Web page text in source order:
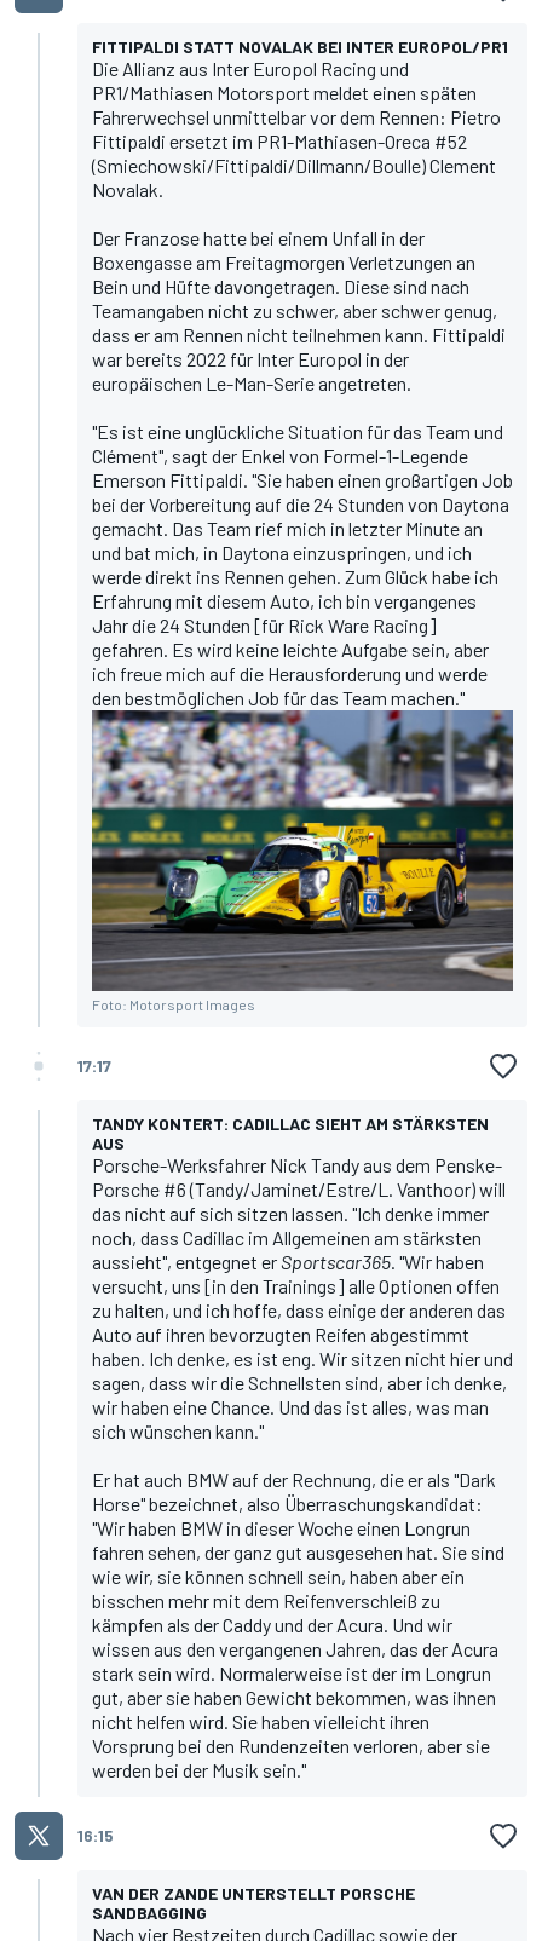
FITTIPALDI STATT NOVALAK BEI INTER EUROPOL/PR1
Die Allianz aus Inter Europol Racing und
PR1/Mathiasen Motorsport meldet einen späten
Fahrerwechsel unmittelbar vor dem Rennen: Pietro
Fittipaldi ersetzt im PR1-Mathiasen-Oreca #52
(Smiechowski/Fittipaldi/Dillmann/Boulle) Clement
Novalak.
Der Franzose hatte bei einem Unfall in der
Boxengasse am Freitagmorgen Verletzungen an
Bein und Hüfte davongetragen. Diese sind nach
Teamangaben nicht zu schwer, aber schwer genug,
dass er am Rennen nicht teilnehmen kann. Fittipaldi
war bereits 2022 für Inter Europol in der
europäischen Le-Man-Serie angetreten.
"Es ist eine unglückliche Situation für das Team und
Clément", sagt der Enkel von Formel-1-Legende
Emerson Fittipaldi. "Sie haben einen großartigen Job
bei der Vorbereitung auf die 24 Stunden von Daytona
gemacht. Das Team rief mich in letzter Minute an
und bat mich, in Daytona einzuspringen, und ich
werde direkt ins Rennen gehen. Zum Glück habe ich
Erfahrung mit diesem Auto, ich bin vergangenes
Jahr die 24 Stunden [für Rick Ware Racing]
gefahren. Es wird keine leichte Aufgabe sein, aber
ich freue mich auf die Herausforderung und werde
den bestmöglichen Job für das Team machen."
Foto: Motorsport Images
17:17
TANDY KONTERT: CADILLAC SIEHT AM STÄRKSTEN
AUS
Porsche-Werksfahrer Nick Tandy aus dem Penske-
Porsche #6 (Tandy/Jaminet/Estre/L. Vanthoor) will
das nicht auf sich sitzen lassen. "Ich denke immer
noch, dass Cadillac im Allgemeinen am stärksten
aussieht", entgegnet erSportscar365 . "Wir haben
versucht, uns [in den Trainings] alle Optionen offen
zu halten, und ich hoffe, dass einige der anderen das
Auto auf ihren bevorzugten Reifen abgestimmt
haben. Ich denke, es ist eng. Wir sitzen nicht hier und
sagen, dass wir die Schnellsten sind, aber ich denke,
wir haben eine Chance. Und das ist alles, was man
sich wünschen kann."
Er hat auch BMW auf der Rechnung, die er als "Dark
Horse" bezeichnet, also Überraschungskandidat:
"Wir haben BMW in dieser Woche einen Longrun
fahren sehen, der ganz gut ausgesehen hat. Sie sind
wie wir, sie können schnell sein, haben aber ein
bisschen mehr mit dem Reifenverschleiß zu
kämpfen als der Caddy und der Acura. Und wir
wissen aus den vergangenen Jahren, das der Acura
stark sein wird. Normalerweise ist der im Longrun
gut, aber sie haben Gewicht bekommen, was ihnen
nicht helfen wird. Sie haben vielleicht ihren
Vorsprung bei den Rundenzeiten verloren, aber sie
werden bei der Musik sein."
16:15
VAN DER ZANDE UNTERSTELLT PORSCHE
SANDBAGGING
Nach vier Bestzeiten durch Cadillac sowie der